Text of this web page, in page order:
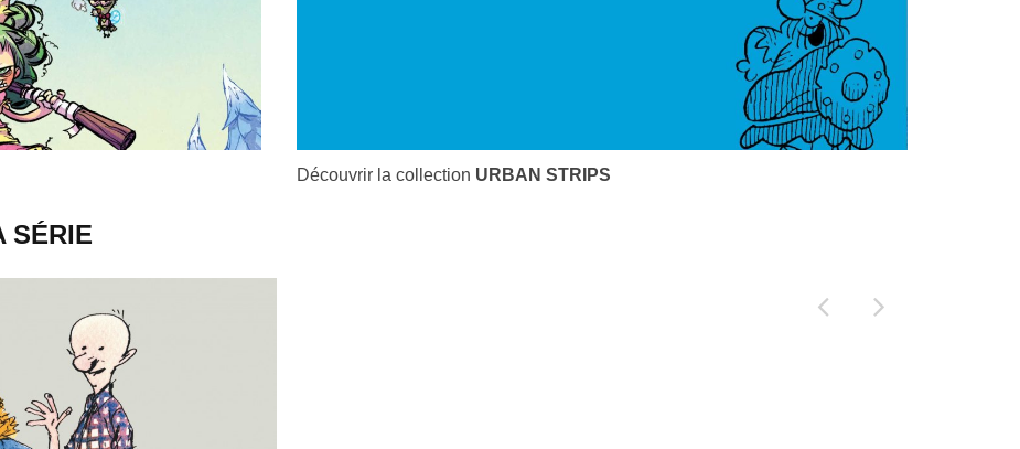
Découvrir la collection URBAN STRIPS
SÉRIE